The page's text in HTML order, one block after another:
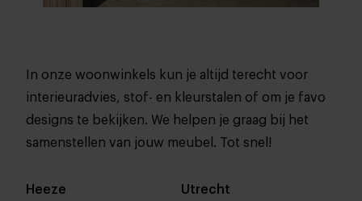
In onze woonwinkels kun je altijd terecht voor
interieuradvies, stof- en kleurstalen of om je favo
designs te bekijken. We helpen je graag bij het
samenstellen van jouw meubel. Tot snel!
Heeze Utrecht